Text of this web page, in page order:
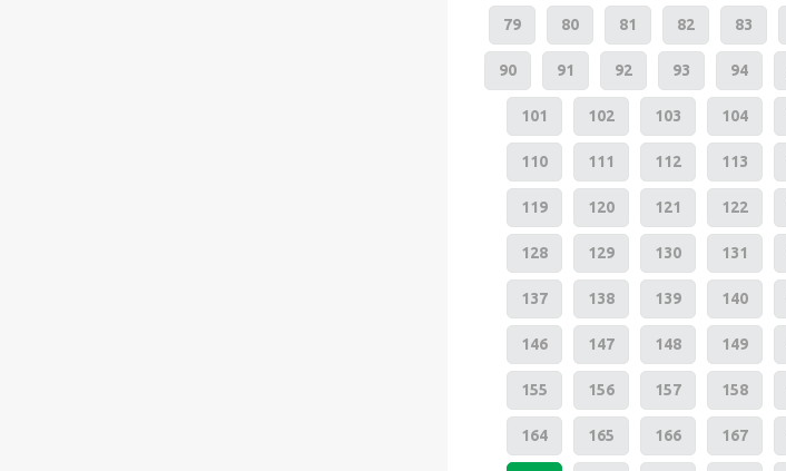
79 80 81 82 83
90 91 92 93 94
101 102 103 104
110 111 112 113
119 120 121 122
128 129 130 131
137 138 139 140
146 147 148 149
155 156 157 158
164 165 166 167